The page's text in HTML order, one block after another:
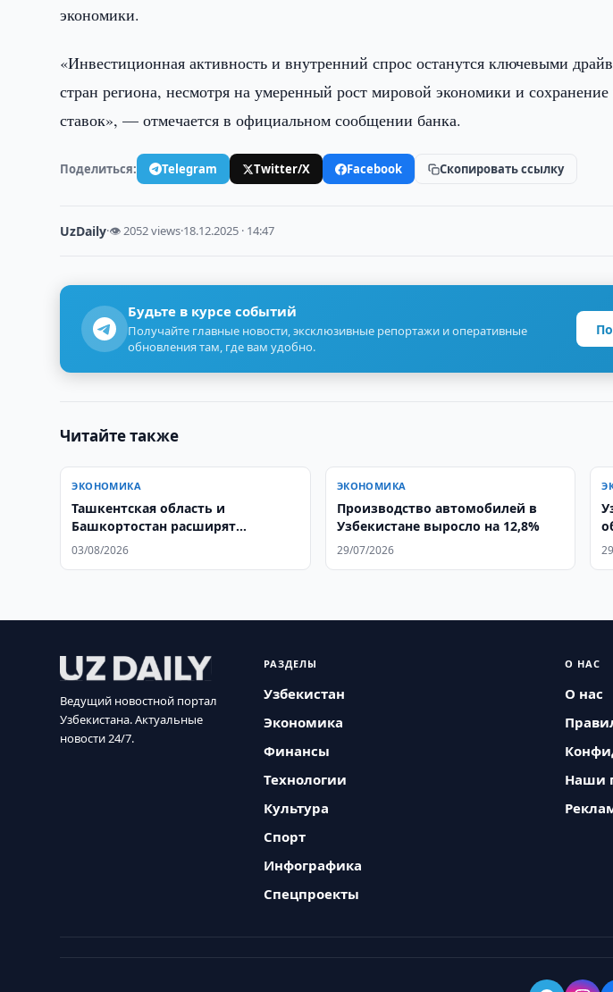
экономики.
​«Инвестиционная активность и внутренний спрос останутся ключевыми
стран региона, несмотря на умеренный рост мировой экономики и
ставок», — отмечается в официальном сообщении банка.
Поделиться: Telegram Twitter/X Facebook Скопировать ссылку
UzDaily·👁 2052 views·18.12.2025 · 14:47
Будьте в курсе событий
Получайте главные новости, эксклюзивные репортажи и оперативные
обновления там, где вам удобно.
Читайте также
ЭКОНОМИКА
Ташкентская область и
Башкортостан расширят
сотрудничество
03/08/2026
ЭКОНОМИКА
Производство автомобилей в
Узбекистане выросло на 12,8%
29/07/2026
Ведущий новостной портал
Узбекистана. Актуальные
новости 24/7.
РАЗДЕЛЫ
Узбекистан
Экономика
Финансы
Технологии
Культура
Спорт
Инфографика
Спецпроекты
О НАС
О нас
Наши